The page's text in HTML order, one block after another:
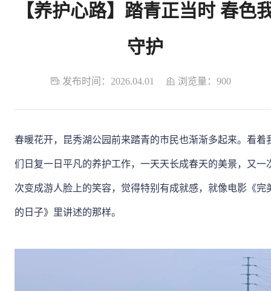
【养护心路】踏青正当时 春色
守护
 发布时间：2026.04.01  浏览量：900
春暖花开，昆秀湖公园前来踏青的市民也渐渐多起来。看着
们日复一日平凡的养护工作，一天天长成春天的美景，又一
次变成游人脸上的笑容，觉得特别有成就感，就像电影《完
的日子》里讲述的那样。